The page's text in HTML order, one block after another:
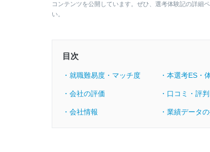
コンテンツを公開しています。ぜひ、選考体験記の詳細
い。
目次
・就職難易度・マッチ度 ・本選考ES・
・会社の評価 ・口コミ・評判
・会社情報 ・業績データ